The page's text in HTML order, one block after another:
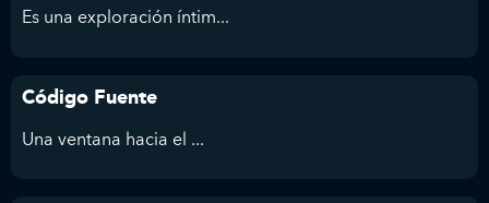
Esuna exploración íntim...
Código Fuente
Una ventana hacia el ...